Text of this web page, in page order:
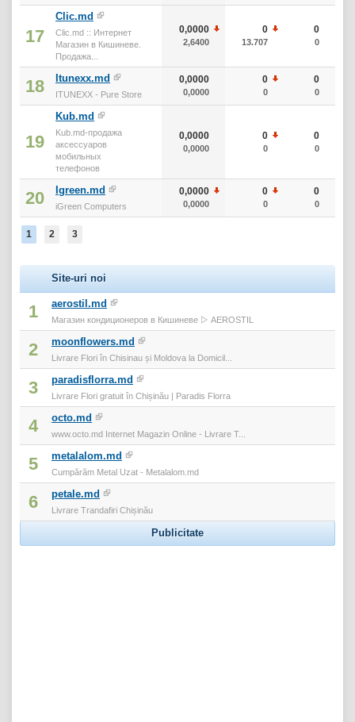
17
Clic.md
Clic.md :: Интернет
Магазин в Кишиневе.
Продажа...
0,0000
2,6400
0
13.707
0
0
18 Itunexx.md
ITUNEXX - Pure Store
0,0000
0,0000
0
0
0
0
19
Kub.md
Kub.md-продажа
аксессуаров
мобильных
телефонов
0,0000
0,0000
0
0
0
0
20 Igreen.md
iGreen Computers
0,0000
0,0000
0
0
0
0
1 2 3
Site-uri noi
1 aerostil.md
Магазин кондиционеров в Кишиневе ▷ AEROSTIL
2 moonflowers.md
Livrare Flori în Chisinau și Moldova la Domicil...
3 paradisflorra.md
Livrare Flori gratuit în Chișinău | Paradis Florra
4 octo.md
www.octo.md Internet Magazin Online - Livrare T...
5 metalalom.md
Cumpărăm Metal Uzat - Metalalom.md
6 petale.md
Livrare Trandafiri Chișinău
Publicitate